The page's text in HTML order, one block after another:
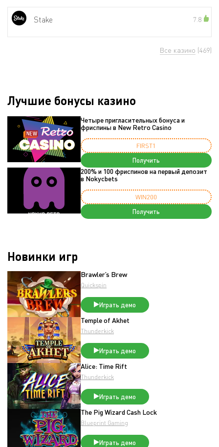
Stake 7.8
Все казино (469)
Лучшие бонусы казино
Четыре пригласительных бонуса и
фриспины в New Retro Casino
FIRST1
Получить
200% и 100 фриспинов на первый депозит
в Nokycbets
WIN200
Получить
Новинки игр
Brawler’s Brew
Quickspin
Играть демо
Temple of Akhet
Thunderkick
Играть демо
Alice: Time Rift
Thunderkick
Играть демо
The Pig Wizard Cash Lock
Blueprint Gaming
Играть демо